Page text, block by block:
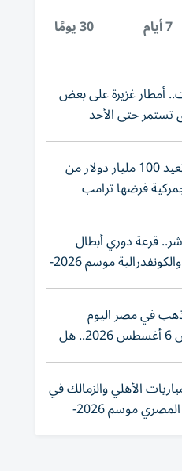
7 أيام 30 يومًا
أمطار غزيرة على بعض
تستمر حتى الأحد
أمريكا تعيد 100 مليار دولار من
فرضها ترامب
قرعة دوري أبطال
إفريقيا والكونفدرالية موسم 2026-
في مصر اليوم
الخميس 6 أغسطس 2026.. هل
الأهلي والزمالك في
الدوري المصري موسم 2026-